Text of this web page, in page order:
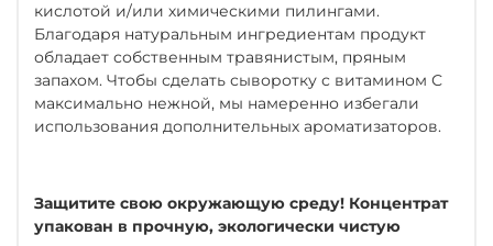
кислотой и/или химическими пилингами.
Благодаря натуральным ингредиентам продукт
обладает собственным травянистым, пряным
запахом. Чтобы сделать сыворотку с витамином С
максимально нежной, мы намеренно избегали
использования дополнительных ароматизаторов.
Защитите свою окружающую среду! Концентрат
упакован в прочную, экологически чистую